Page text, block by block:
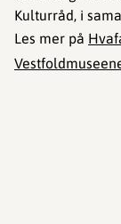
Kulturråd, i
Les mer på